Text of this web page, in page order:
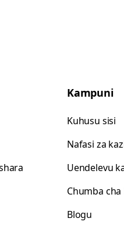
Kampuni
Kuhusu sisi
Nafasi za
Uendelevu
Chumba
Blogu